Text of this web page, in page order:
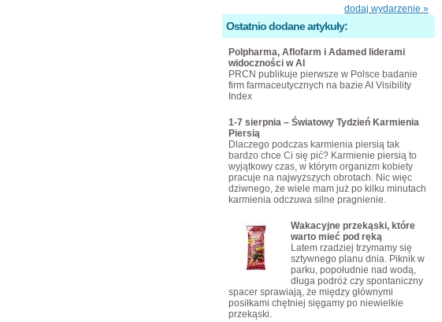
dodaj wydarzenie »
Ostatnio dodane artykuły:
Polpharma, Aflofarm i Adamed liderami
widoczności w AI
PRCN publikuje pierwsze w Polsce badanie
firm farmaceutycznych na bazie AI Visibility
Index
1-7 sierpnia – Światowy Tydzień Karmienia
Piersią
Dlaczego podczas karmienia piersią tak
bardzo chce Ci się pić? Karmienie piersią to
wyjątkowy czas, w którym organizm kobiety
pracuje na najwyższych obrotach. Nic więc
dziwnego, że wiele mam już po kilku minutach
karmienia odczuwa silne pragnienie.
Wakacyjne przekąski, które
warto mieć pod ręką
Latem rzadziej trzymamy się
sztywnego planu dnia. Piknik w
parku, popołudnie nad wodą,
długa podróż czy spontaniczny
spacer sprawiają, że między głównymi
posiłkami chętniej sięgamy po niewielkie
przekąski.